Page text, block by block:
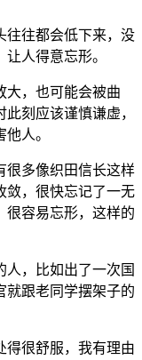
往往都会低下来，没
人得意忘形。
大，也可能会被曲
刻应该谨慎谦虚，
人。
很多像织田信长这样
敛，很快忘记了一无
很容易忘形，这样的
人，比如出了一次国
就跟老同学摆架子的
得很舒服，我有理由